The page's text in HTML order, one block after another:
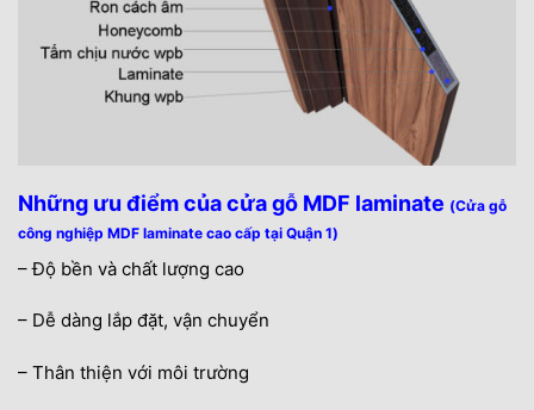
Những ưu điểm của cửa gỗ MDF laminate (Cửa gỗ
công nghiệp MDF laminate cao cấp tại Quận 1)
– Độ bền và chất lượng cao
– Dễ dàng lắp đặt, vận chuyển
– Thân thiện với môi trường